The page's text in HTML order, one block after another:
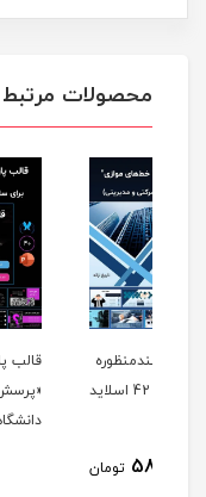
محصولات مرتبط
قالب پاورپوینت
«پرسش» | ارائه‌های
دانشگاهی و شرکتی